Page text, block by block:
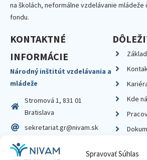
Spravovať Súhlas
na školách, neformálne vzdelávanie mládeže
fondu.
KONTAKTNÉ
INFORMÁCIE
Národný inštitút vzdelávania a
mládeže
Stromová 1, 831 01
Bratislava
sekretariat.gr@nivam.sk
IČO: 00164348
DIČ: 2020798714
Kde